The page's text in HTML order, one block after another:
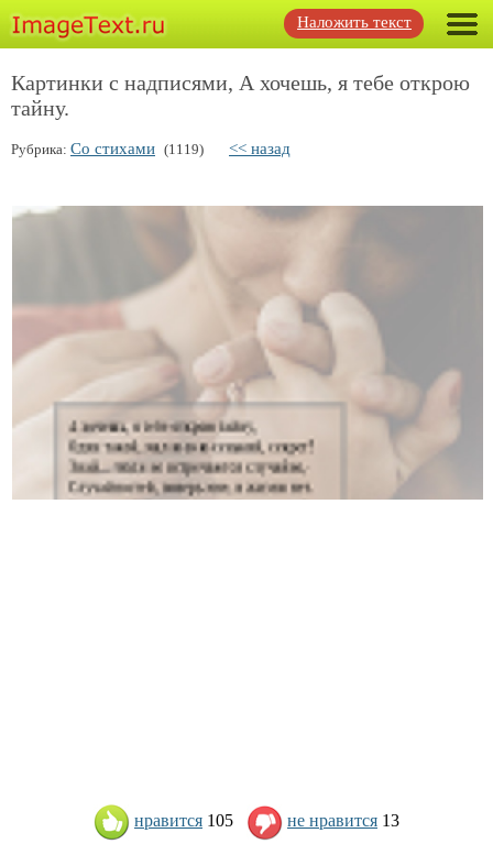
Наложить текст
Картинки с надписями, А хочешь, я тебе открою
тайну.
Рубрика: Со стихами (1119) << назад
нравится 105 не нравится 13